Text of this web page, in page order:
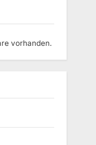
vorhanden.